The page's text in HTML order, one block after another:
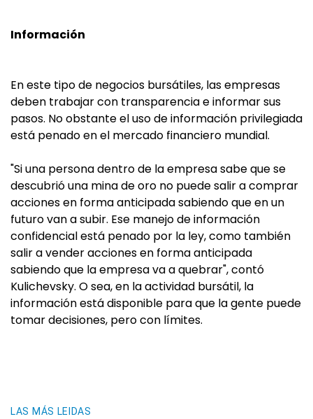
Información
En este tipo de negocios bursátiles, las empresas
deben trabajar con transparencia e informar sus
pasos. No obstante el uso de información privilegiada
está penado en el mercado financiero mundial.
"Si una persona dentro de la empresa sabe que se
descubrió una mina de oro no puede salir a comprar
acciones en forma anticipada sabiendo que en un
futuro van a subir. Ese manejo de información
confidencial está penado por la ley, como también
salir a vender acciones en forma anticipada
sabiendo que la empresa va a quebrar", contó
Kulichevsky. O sea, en la actividad bursátil, la
información está disponible para que la gente puede
tomar decisiones, pero con límites.
LAS MÁS LEIDAS